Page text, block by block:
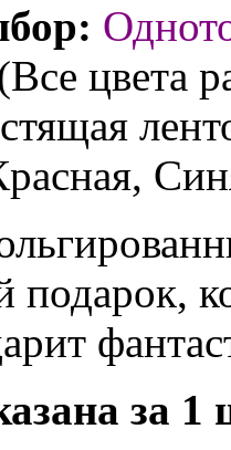
цвета
подарок,
за 1